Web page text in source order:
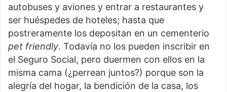
autobuses y aviones y entrar a restaurantes y
ser huéspedes de hoteles; hasta que
postreramente los depositan en un cementerio
pet friendly. Todavía no los pueden inscribir en
el Seguro Social, pero duermen con ellos en la
misma cama (¿perrean juntos?) porque son la
alegría del hogar, la bendición de la casa, los